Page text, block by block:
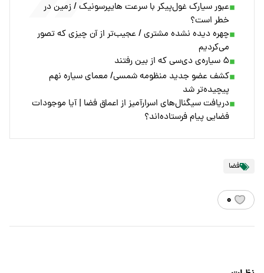
عبور سیارک غول‌پیکر با سرعت هایپرسونیک / زمین در
خطر است؟
چهره دیده نشده مشتری / عجیب‌تر از آن چیزی که تصور
می‌کردیم
۵ سیاره‌ی دی‌سی که از بین رفتند
کشف عضو جدید منظومه شمسی/ معمای سیاره نهم
پیچیده‌تر شد
دریافت سیگنال‌های اسرارآمیز از اعماق فضا | آیا موجودات
فضایی پیام فرستاده‌اند؟
فضا
۰